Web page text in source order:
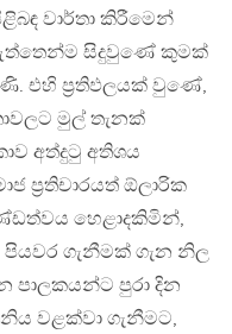
වාර්තා කිරීමෙන්
ඇත්තෙන්ම සිදුවුණේ කුමක්
එහි ප‍්‍රතිඵලයක් වුණේ,
මුල් තැනක්
අත්දුටු අතිශය
ප‍්‍රතිචාරයත් ඕලාරික
හෙළාදකිමින්,
ගැනීමක් ගැන නිල
පාලකයන්ට පුරා දින
වළක්වා ගැනීමට,